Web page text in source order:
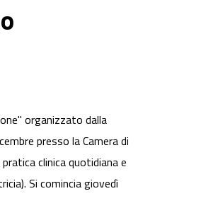
organizzato dalla
presso la Camera di
clinica quotidiana e
Si comincia giovedì